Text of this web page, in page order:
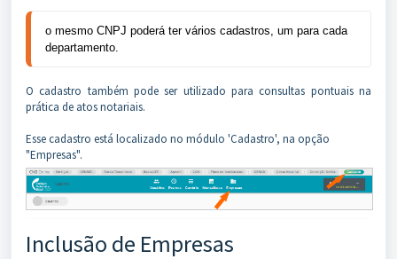
o mesmo CNPJ poderá ter vários cadastros, um para cada
departamento.
O cadastro também pode ser utilizado para consultas pontuais na
prática de atos notariais.
Esse cadastro está localizado no módulo 'Cadastro', na opção
"Empresas".
Inclusão de Empresas